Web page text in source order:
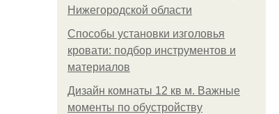
Нижегородской области
Способы установки изголовья
кровати: подбор инструментов и
материалов
Дизайн комнаты 12 кв м. Важные
моменты по обустройству